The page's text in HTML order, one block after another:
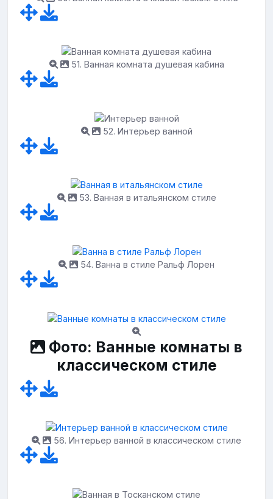
51. Ванная комната душевая кабина
52. Интерьер ванной
53. Ванная в итальянском стиле
54. Ванна в стиле Ральф Лорен
Фото: Ванные комнаты в
классическом стиле
56. Интерьер ванной в классическом стиле